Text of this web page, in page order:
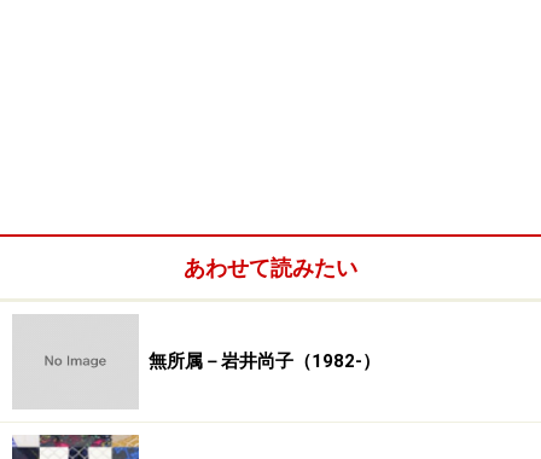
藤桑珠1953年 第9回日展特選 西野新川 1953年 第9回日
展特選 川本末雄 1953年 第9回日展特選 中瀬昂 1953年
第9回日展特選 黒光茂樹 1953年 第9回日展特選 堂本尚郎
1954年 第10回日展特選 三尾雄治 1954年 第
10回日展特選
羅1954年 第10回日展特選
あわせて読みたい
無所属－岩井尚子（1982-）